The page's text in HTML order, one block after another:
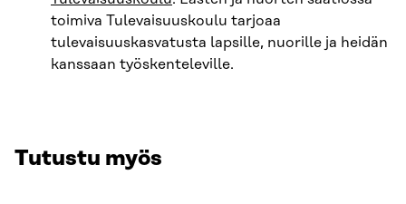
toimiva Tulevaisuuskoulu tarjoaa
tulevaisuuskasvatusta lapsille, nuorille ja heidän
kanssaan työskenteleville.
Tutustu myös